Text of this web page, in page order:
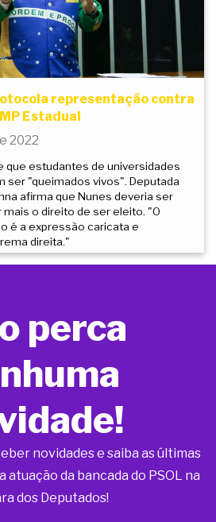
representação contra
Estadual
2022
que estudantes de universidades
ser "queimados vivos". Deputada
afirma que Nunes deveria ser
o direito de ser eleito. "O
é a expressão caricata e
direita."
perca
novidades e saiba as últimas
atuação da bancada do PSOL na
dos Deputados!